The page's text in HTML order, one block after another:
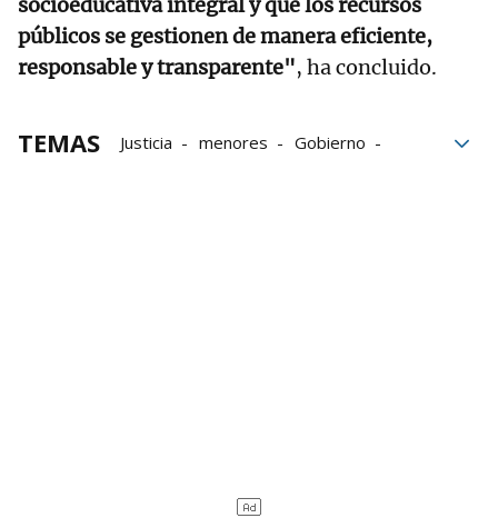
socioeducativa integral y que los recursos
públicos se gestionen de manera eficiente,
responsable y transparente", ha concluido.
TEMAS Justicia menores
Gobierno